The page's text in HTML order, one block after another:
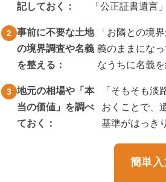
記しておく：
「公正証書遺言
事前に不要な土地
の境界調査や名義
を整える：
「お隣との境
義のままにな
なうちに名義
地元の相場や「本
当の価値」を調べ
ておく：
「そもそも
おくことで、
基準がはっき
簡単